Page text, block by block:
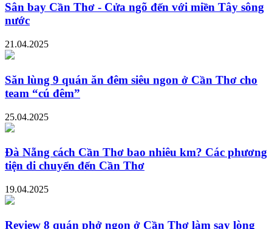
Sân bay Cần Thơ - Cửa ngõ đến với miền Tây sông
nước
21.04.2025
Săn lùng 9 quán ăn đêm siêu ngon ở Cần Thơ cho
team “cú đêm”
25.04.2025
Đà Nẵng cách Cần Thơ bao nhiêu km? Các phương
tiện di chuyển đến Cần Thơ
19.04.2025
Review 8 quán phở ngon ở Cần Thơ làm say lòng